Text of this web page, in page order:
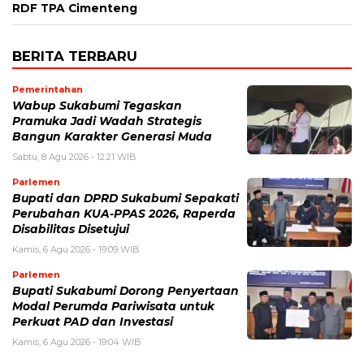
RDF TPA Cimenteng
BERITA TERBARU
Pemerintahan
Wabup Sukabumi Tegaskan
Pramuka Jadi Wadah Strategis
Bangun Karakter Generasi Muda
Sabtu, 8 Agu 2026 - 12:21 WIB
Parlemen
Bupati dan DPRD Sukabumi Sepakati
Perubahan KUA-PPAS 2026, Raperda
Disabilitas Disetujui
Kamis, 6 Agu 2026 - 19:09 WIB
Parlemen
Bupati Sukabumi Dorong Penyertaan
Modal Perumda Pariwisata untuk
Perkuat PAD dan Investasi
Kamis, 6 Agu 2026 - 19:04 WIB